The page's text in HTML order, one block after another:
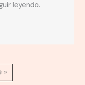
leyendo.
»